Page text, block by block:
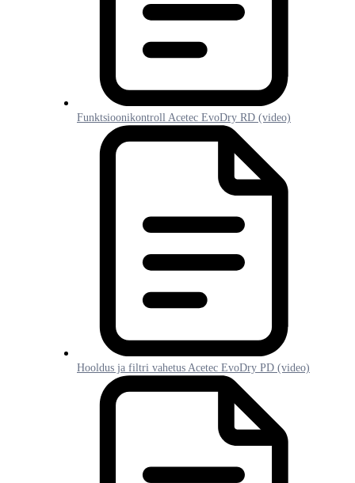
Funktsioonikontroll Acetec EvoDry RD (video)
Hooldus ja filtri vahetus Acetec EvoDry PD (video)